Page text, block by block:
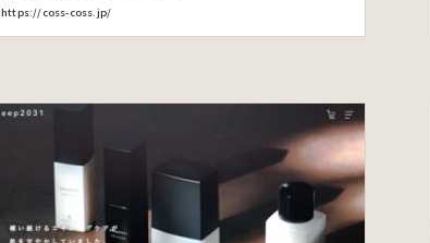
https://coss-coss.jp/